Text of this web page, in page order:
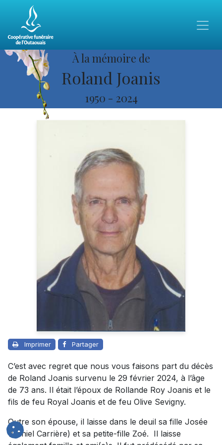
À la mémoire de
Roland Joanis
1950 - 2024
Imprimer Partager
C’est avec regret que nous vous faisons part du décès
de Roland Joanis survenu le 29 février 2024, à l’âge
de 73 ans. Il était l’époux de Rollande Roy Joanis et le
fils de feu Royal Joanis et de feu Olive Sevigny.
Outre son épouse, il laisse dans le deuil sa fille Josée
(Daniel Carrière) et sa petite-fille Zoé. Il laisse